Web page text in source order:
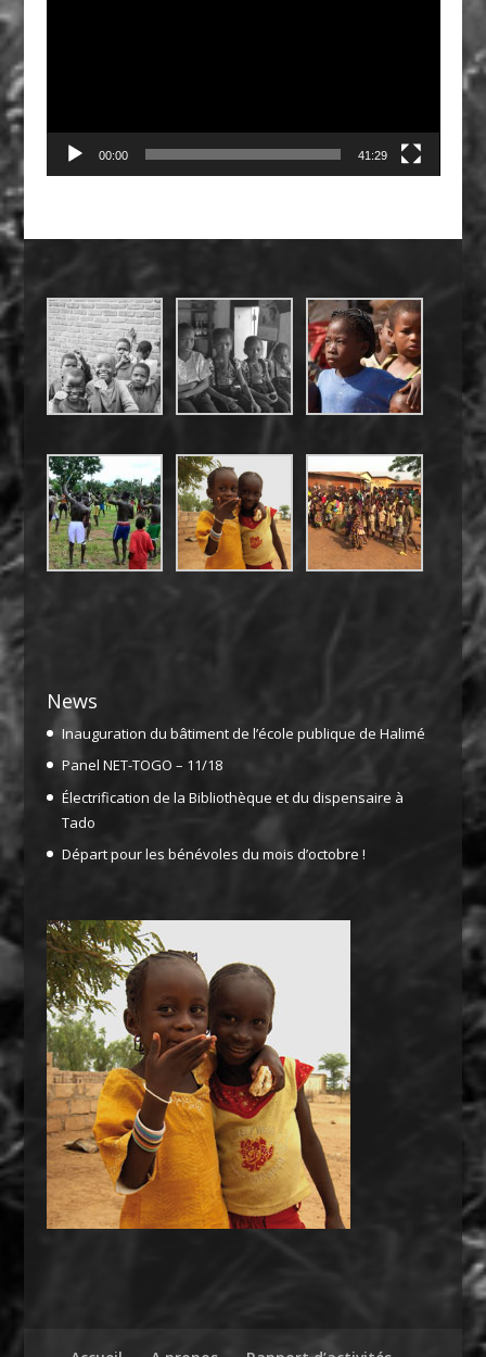
00:00 41:29
News
Inauguration du bâtiment de l’école publique de Halimé
Panel NET-TOGO – 11/18
Électrification de la Bibliothèque et du dispensaire à
Tado
Départ pour les bénévoles du mois d’octobre !